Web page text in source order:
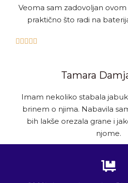
Veoma sam zadovoljan
praktično što radi na
    
Tamara
Imam nekoliko stabala
brinem o njima. Nabavila
bih lakše orezala grane i
njome.